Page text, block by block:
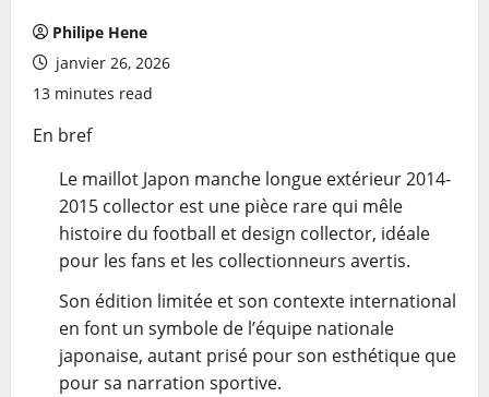
Philipe Hene
janvier 26, 2026
13 minutes read
En bref
Le maillot Japon manche longue extérieur 2014-
2015 collector est une pièce rare qui mêle
histoire du football et design collector, idéale
pour les fans et les collectionneurs avertis.
Son édition limitée et son contexte international
en font un symbole de l’équipe nationale
japonaise, autant prisé pour son esthétique que
pour sa narration sportive.